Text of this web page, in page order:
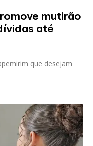
mutirão
até
que desejam